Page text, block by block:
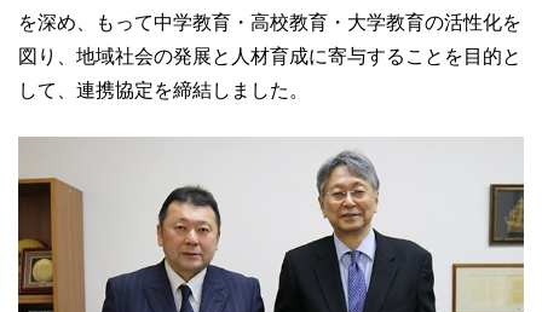
学生・教職員の方
緊急時のお知らせ
このサイトについて
プライバシーポリシー
お問い合わせフォーム
を深め、もって中学教育・高校教育・大学教育の活性化を
図り、地域社会の発展と人材育成に寄与することを目的と
して、連携協定を締結しました。